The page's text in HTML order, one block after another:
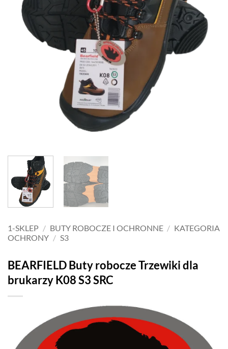
1-SKLEP / BUTY ROBOCZE I OCHRONNE / KATEGORIA
OCHRONY / S3
BEARFIELD Buty robocze Trzewiki dla
brukarzy K08 S3 SRC